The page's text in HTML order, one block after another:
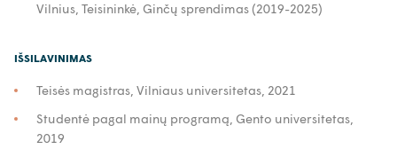
Vilnius, Teisininkė, Ginčų sprendimas (2019-2025)
IŠSILAVINIMAS
Teisės magistras, Vilniaus universitetas, 2021
Studentė pagal mainų programą, Gento universitetas,
2019